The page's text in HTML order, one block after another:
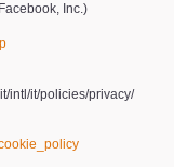
Inc.)
intl/it/policies/privacy/